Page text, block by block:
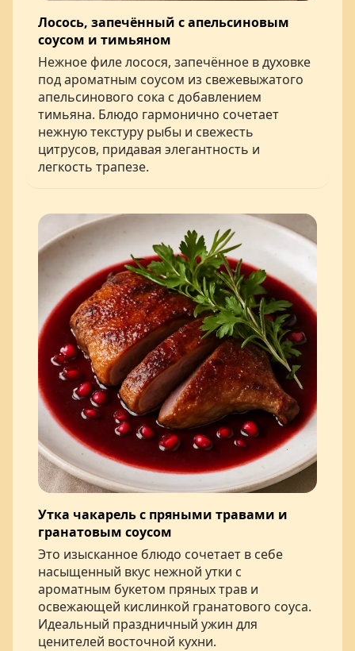
Лосось, запечённый с апельсиновым
соусом и тимьяном
Нежное филе лосося, запечённое в духовке
под ароматным соусом из свежевыжатого
апельсинового сока с добавлением
тимьяна. Блюдо гармонично сочетает
нежную текстуру рыбы и свежесть
цитрусов, придавая элегантность и
легкость трапезе.
Утка чакарель с пряными травами и
гранатовым соусом
Это изысканное блюдо сочетает в себе
насыщенный вкус нежной утки с
ароматным букетом пряных трав и
освежающей кислинкой гранатового соуса.
Идеальный праздничный ужин для
ценителей восточной кухни.